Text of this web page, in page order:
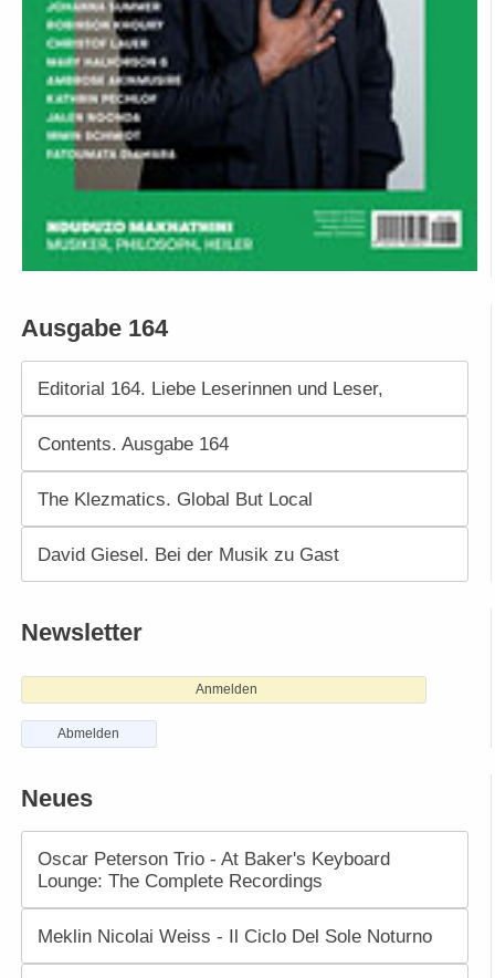
Ausgabe 164
Editorial 164. Liebe Leserinnen und Leser,
Contents. Ausgabe 164
The Klezmatics. Global But Local
David Giesel. Bei der Musik zu Gast
Newsletter
Anmelden
Abmelden
Neues
Oscar Peterson Trio - At Baker's Keyboard
Lounge: The Complete Recordings
Meklin Nicolai Weiss - Il Ciclo Del Sole Noturno